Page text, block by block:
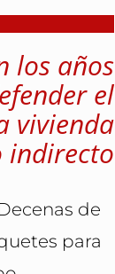
los años
el
vivienda
indirecto
de
para